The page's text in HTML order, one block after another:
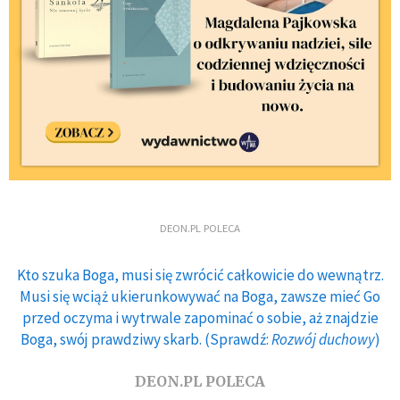
DEON.PL POLECA
Kto szuka Boga, musi się zwrócić całkowicie do wewnątrz.
Musi się wciąż ukierunkowywać na Boga, zawsze mieć Go
przed oczyma i wytrwale zapominać o sobie, aż znajdzie
Boga, swój prawdziwy skarb. (Sprawdź:Rozwój duchowy)
DEON.PL POLECA